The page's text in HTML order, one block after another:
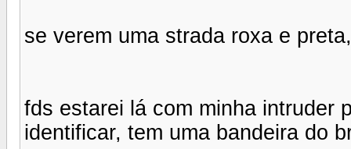
se verem uma strada roxa e
fds estarei lá com minha intruder
identificar, tem uma bandeira do